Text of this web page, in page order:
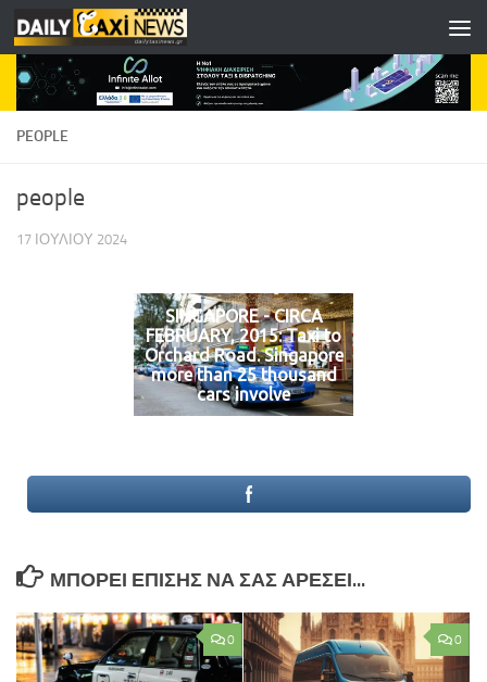
Skip to content
PEOPLE
people
17 ΙΟΥΛΊΟΥ 2024
SINGAPORE - CIRCA
FEBRUARY, 2015: Taxi to
Orchard Road. Singapore
more than 25 thousand
cars involve
ΜΠΟΡΕΊ ΕΠΊΣΗΣ ΝΑ ΣΑΣ ΑΡΈΣΕΙ...
0 0